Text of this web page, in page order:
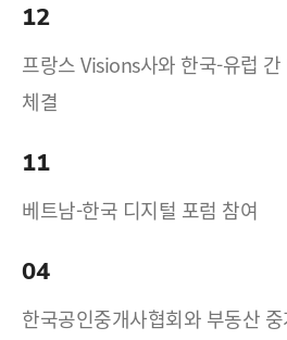
12
프랑스 Visions사와 한국-유럽
체결
11
베트남-한국 디지털 포럼 참여
04
한국공인중개사협회와 부동산